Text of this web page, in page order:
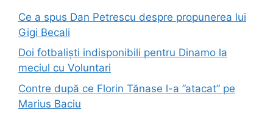
Ce a spus Dan Petrescu despre propunerea lui
Gigi Becali
Doi fotbaliști indisponibili pentru Dinamo la
meciul cu Voluntari
Contre după ce Florin Tănase l-a ”atacat” pe
Marius Baciu